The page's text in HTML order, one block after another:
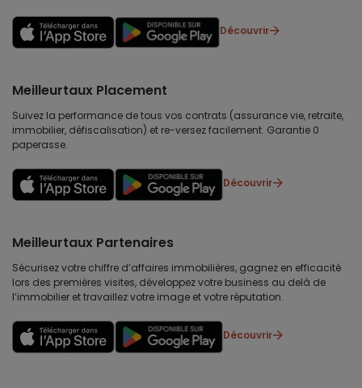
Découvrir
Meilleurtaux Placement
Suivez la performance de tous vos contrats (assurance vie, retraite,
immobilier, défiscalisation) et re-versez facilement. Garantie 0
paperasse.
Découvrir
Meilleurtaux Partenaires
Sécurisez votre chiffre d’affaires immobilières, gagnez en efficacité
lors des premières visites, développez votre business au delà de
l’immobilier et travaillez votre image et votre réputation.
Découvrir